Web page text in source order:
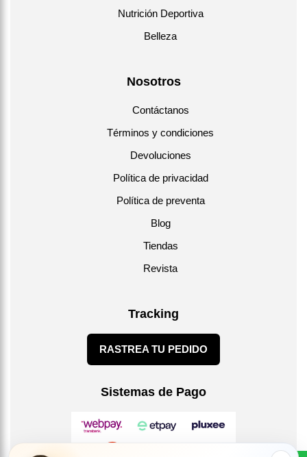
Nutrición Deportiva
Belleza
Nosotros
Contáctanos
Términos y condiciones
Devoluciones
Política de privacidad
Política de preventa
Blog
Tiendas
Revista
Tracking
RASTREA TU PEDIDO
Sistemas de Pago